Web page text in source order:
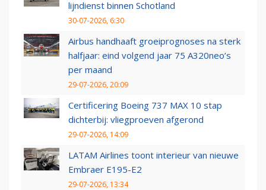
lijndienst binnen Schotland
30-07-2026, 6:30
Airbus handhaaft groeiprognoses na sterk
halfjaar: eind volgend jaar 75 A320neo’s
per maand
29-07-2026, 20:09
Certificering Boeing 737 MAX 10 stap
dichterbij: vliegproeven afgerond
29-07-2026, 14:09
LATAM Airlines toont interieur van nieuwe
Embraer E195-E2
29-07-2026, 13:34